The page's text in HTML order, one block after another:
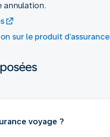
annulation.
sur le produit d’assurance
voyage ?